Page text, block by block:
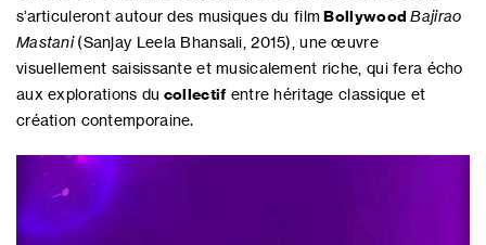
s’articuleront autour des musiques du filmBollywood Bajirao
Mastani(Sanjay Leela Bhansali, 2015), une œuvre
visuellement saisissante et musicalement riche, qui fera écho
aux explorations du collectif entre héritage classique et
création contemporaine.